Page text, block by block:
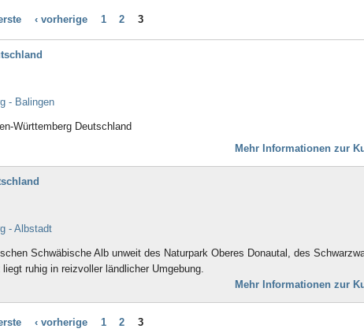
Bad Bellingen
Bad Bevensen
Bad Birnbach
Bad Bramstedt
Bad Buchau
‹ vorherige 1 2 3
- Balingen
Württemberg Deutschland
Mehr Informationen zur
- Albstadt
Schwäbische Alb unweit des Naturpark Oberes Donautal, des
ruhig in reizvoller ländlicher Umgebung.
Mehr Informationen zur
‹ vorherige 1 2 3